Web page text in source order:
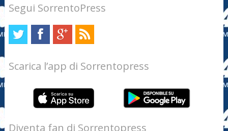
Segui SorrentoPress
Scarica l’app di Sorrentopress
Diventa fan di Sorrentopress